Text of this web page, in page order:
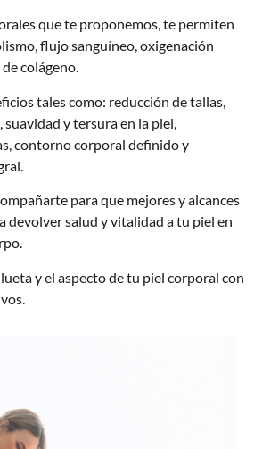
que te proponemos, te permiten
flujo sanguíneo, oxigenación
colágeno.
tales como: reducción de tallas,
y tersura en la piel,
contorno corporal definido y
para que mejores y alcances
devolver salud y vitalidad a tu piel en
y el aspecto de tu piel corporal con